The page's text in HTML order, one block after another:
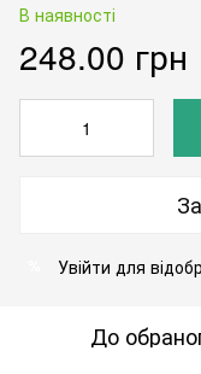
В наявності
248.00 грн
Увійти для
До